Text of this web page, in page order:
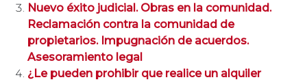
Nuevo éxito judicial. Obras en la comunidad.
Reclamación contra la comunidad de
propietarios. Impugnación de acuerdos.
Asesoramiento legal
¿Le pueden prohibir que realice un alquiler